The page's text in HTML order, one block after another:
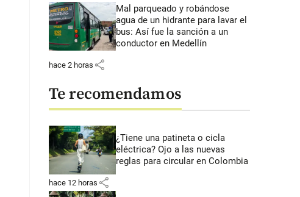
Mal parqueado y robándose
agua de un hidrante para lavar el
bus: Así fue la sanción a un
conductor en Medellín
hace 2 horas share
Te recomendamos
¿Tiene una patineta o cicla
eléctrica? Ojo a las nuevas
reglas para circular en Colombia
hace 12 horas share